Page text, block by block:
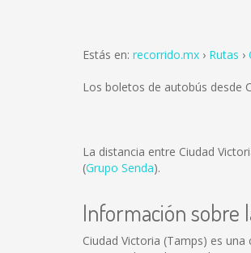
Estás en: recorrido.mx Rutas
Los boletos de autobús desde
La distancia entre Ciudad
(Grupo Senda).
Información sobre
Ciudad Victoria (Tamps) es